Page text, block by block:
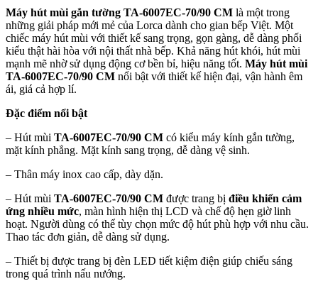
Máy hút mùi gắn tường TA-6007EC-70/90 CM là một trong
những giải pháp mới mẻ của Lorca dành cho gian bếp Việt. Một
chiếc máy hút mùi với thiết kế sang trọng, gọn gàng, dễ dàng phối
kiểu thật hài hòa với nội thất nhà bếp. Khả năng hút khói, hút mùi
mạnh mẽ nhờ sử dụng động cơ bền bỉ, hiệu năng tốt. Máy hút mùi
TA-6007EC-70/90 CM nổi bật với thiết kế hiện đại, vận hành êm
ái, giá cả hợp lí.
Đặc điểm nổi bật
– Hút mùi TA-6007EC-70/90 CM có kiểu máy kính gắn tường,
mặt kính phẳng. Mặt kính sang trọng, dễ dàng vệ sinh.
– Thân máy inox cao cấp, dày dặn.
– Hút mùi TA-6007EC-70/90 CM được trang bị điều khiển cảm
ứng nhiều mức, màn hình hiện thị LCD và chế độ hẹn giờ linh
hoạt. Người dùng có thể tùy chọn mức độ hút phù hợp với nhu cầu.
Thao tác đơn giản, dễ dàng sử dụng.
– Thiết bị được trang bị đèn LED tiết kiệm điện giúp chiếu sáng
trong quá trình nấu nướng.